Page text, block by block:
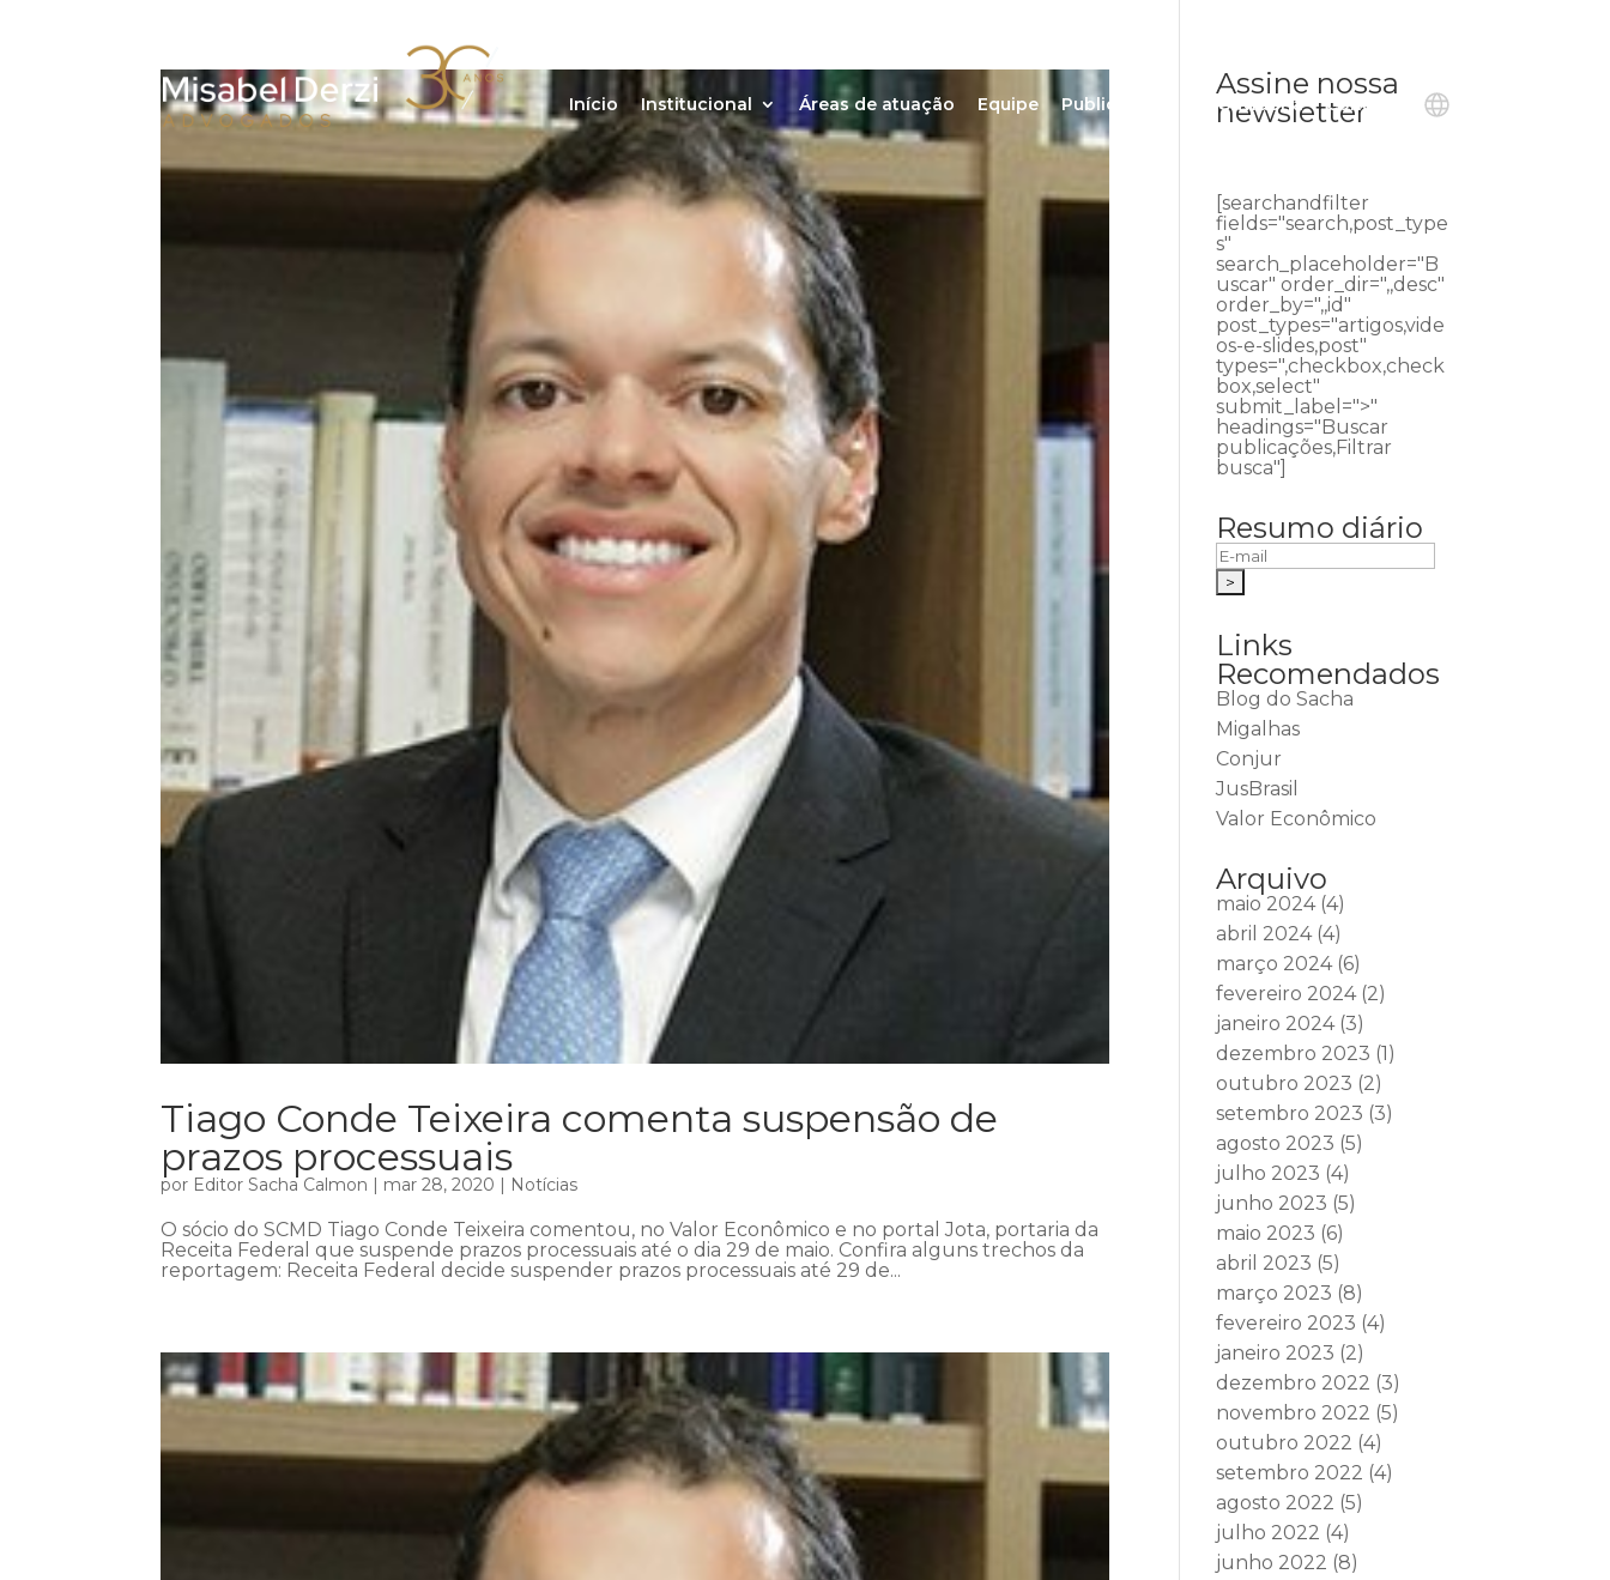
Início Institucional Áreas de atuação Equipe Publicações Ouvidoria Contato
Tiago Conde Teixeira comenta suspensão de
prazos processuais
por Editor Sacha Calmon | mar 28, 2020 | Notícias
O sócio do SCMD Tiago Conde Teixeira comentou, no Valor Econômico e no portal Jota, portaria da
Receita Federal que suspende prazos processuais até o dia 29 de maio. Confira alguns trechos da
reportagem: Receita Federal decide suspender prazos processuais até 29 de...
Assine nossa
newsletter
[searchandfilter
fields="search,post_type
s"
search_placeholder="B
uscar" order_dir=",,desc"
order_by=",,id"
post_types="artigos,vide
os-e-slides,post"
types=",checkbox,check
box,select"
submit_label=">"
headings="Buscar
publicações,Filtrar
busca"]
Resumo diário
Links
Recomendados
Blog do Sacha
Migalhas
Conjur
JusBrasil
Valor Econômico
Arquivo
maio 2024(4)
abril 2024(4)
março 2024(6)
fevereiro 2024(2)
janeiro 2024(3)
dezembro 2023 (1)
outubro 2023 (2)
setembro 2023 (3)
agosto 2023 (5)
julho 2023 (4)
junho 2023 (5)
maio 2023 (6)
abril 2023 (5)
março 2023 (8)
fevereiro 2023 (4)
janeiro 2023 (2)
dezembro 2022 (3)
novembro 2022 (5)
outubro 2022 (4)
setembro 2022 (4)
agosto 2022 (5)
julho 2022 (4)
junho 2022 (8)